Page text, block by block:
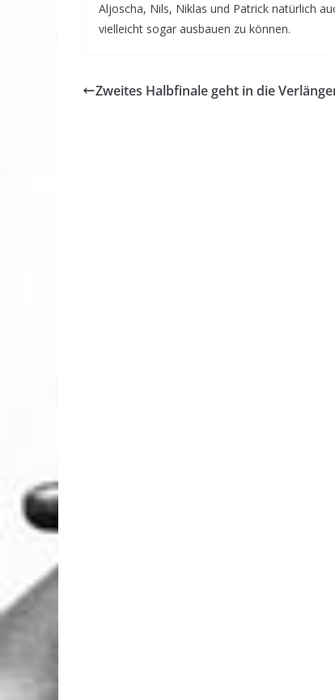
Aljoscha, Nils, Niklas und Patrick natürlich
vielleicht sogar ausbauen zu können.
Zweites Halbfinale geht in die